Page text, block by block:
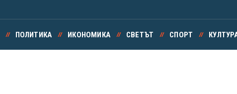
ПОЛИТИКА ИКОНОМИКА СВЕТЪТ СПОРТ